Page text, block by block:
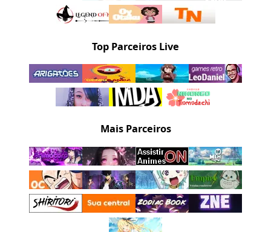
Top Parceiros Live
Mais Parceiros